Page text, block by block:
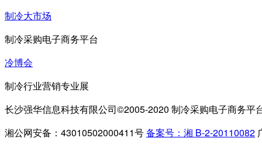
制冷大市场
制冷采购电子商务平台
冷博会
制冷行业营销专业展
长沙强华信息科技有限公司©2005-2020 制冷采购电子商务平
湘公网安备：43010502000411号备案号：湘 B-2-20110082